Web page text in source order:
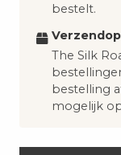
bestelt.
The Silk
bestelling
mogelijk